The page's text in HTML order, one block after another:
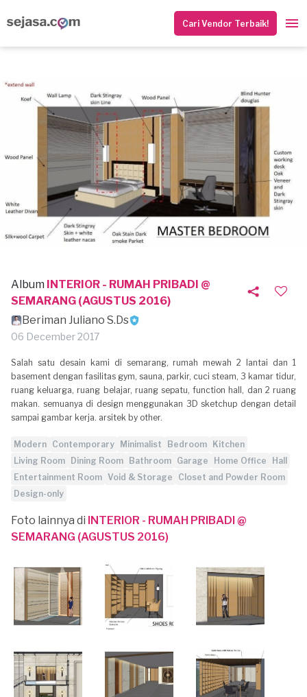
Cari Vendor Terbaik!
Album INTERIOR - RUMAH PRIBADI @
SEMARANG (AGUSTUS 2016)
Beriman Juliano S.Ds
06 December 2017
Salah satu desain kami di semarang, rumah mewah 2 lantai dan 1
basement dengan fasilitas gym, sauna, parkir, cuci steam, 3 kamar tidur,
ruang keluarga, ruang belajar, ruang sepatu, function hall, dan 2 ruang
makan. semuanya di design menggunakan 3D sketchup dengan detail
sampai gambar kerja. arsitek by other.
Modern Contemporary Minimalist Bedroom
Kitchen
Living Room
Dining Room Bathroom Garage Home Office
Hall
Entertainment Room Void & Storage
Closet and Powder Room
Design-only
Foto lainnya di INTERIOR - RUMAH PRIBADI @
SEMARANG (AGUSTUS 2016)